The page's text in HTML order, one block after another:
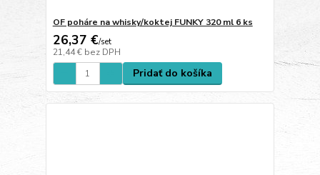
OF poháre na whisky/koktej FUNKY 320 ml 6 ks
26,37 €/set
21,44 € bez DPH
Pridať do košíka